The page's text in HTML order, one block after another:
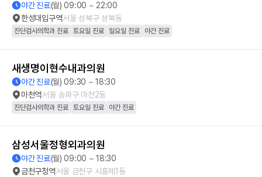
야간 진료(월) 09:00 ~ 22:00
한성대입구역서울 성북구 성북동
진단검사의학과 진료 토요일 진료 일요일 진료 야간 진료
새생명이현수내과의원
야간 진료(월) 09:30 ~ 18:30
마천역서울 송파구 마천2동
진단검사의학과 진료 토요일 진료 야간 진료
삼성서울정형외과의원
야간 진료(월) 09:00 ~ 18:30
금천구청역서울 금천구 시흥제1동